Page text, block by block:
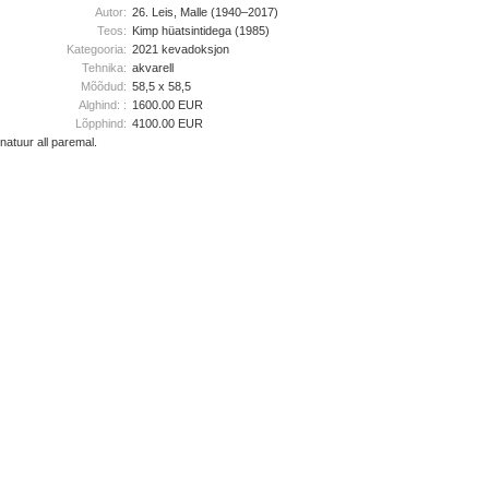
Autor: 26. Leis, Malle (1940–2017)
Teos: Kimp hüatsintidega (1985)
Kategooria: 2021 kevadoksjon
Tehnika: akvarell
Mõõdud: 58,5 x 58,5
Alghind: : 1600.00 EUR
Lõpphind: 4100.00 EUR
all paremal.